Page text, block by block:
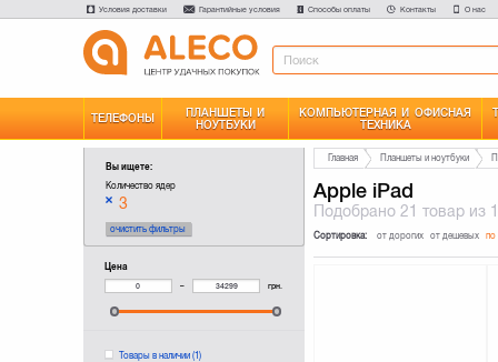
Условия доставки Гарантийные условия Способы оплаты Контакты О нас
ТЕЛЕФОНЫ
ПЛАНШЕТЫ И
НОУТБУКИ
КОМПЬЮТЕРНАЯ И ОФИСНАЯ
ТЕХНИКА
Вы ищете:
Количество ядер
3
очистить фильтры
Цена
– грн.
Товары в наличии(1)
Главная Планшеты и ноутбуки
Apple iPad
Подобрано21 товар из
Сортировка: от дорогих от дешевых по